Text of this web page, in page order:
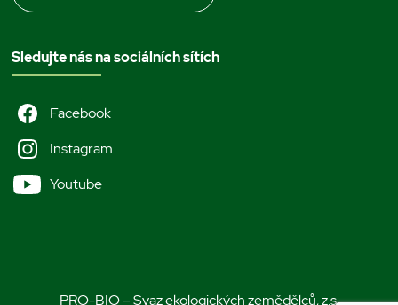
Sledujte nás na sociálních sítích
Facebook
Instagram
Youtube
PRO-BIO – Svaz ekologických zemědělců, z.s.